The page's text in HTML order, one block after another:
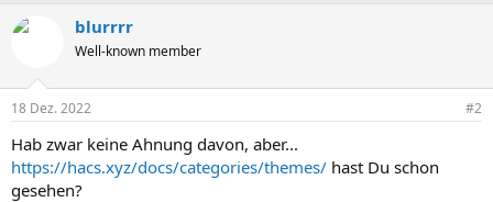
blurrrr
Well-known member
18 Dez. 2022 #2
Hab zwar keine Ahnung davon, aber...
https://hacs.xyz/docs/categories/themes/ hast Du schon
gesehen?